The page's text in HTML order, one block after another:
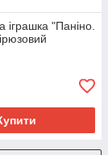
іграшка "Паніно.